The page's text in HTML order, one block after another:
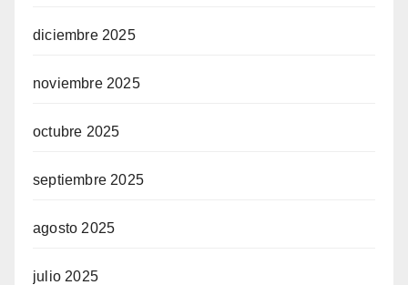
diciembre 2025
noviembre 2025
octubre 2025
septiembre 2025
agosto 2025
julio 2025